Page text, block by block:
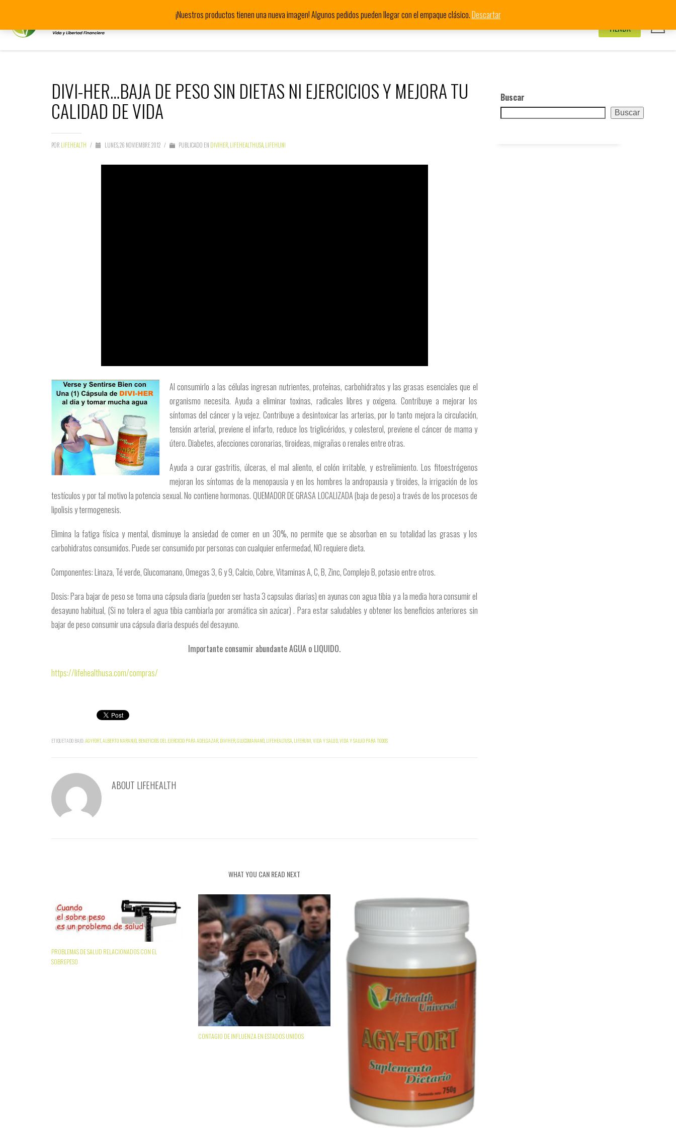
TIENDA
DIVI-HER…BAJA DE PESO SIN DIETAS NI EJERCICIOS Y MEJORA TU
CALIDAD DE VIDA
POR LIFEHEALTH / LUNES, 26 NOVIEMBRE 2012 / PUBLICADO EN DIVIHER LIFEHEALTHUSA LIFEHUNI
Al consumirlo a las células ingresan nutrientes, proteínas, carbohidratos y las grasas esenciales que el
organismo necesita. Ayuda a eliminar toxinas, radicales libres y oxigena. Contribuye a mejorar los
síntomas del cáncer y la vejez. Contribuye a desintoxicar las arterias, por lo tanto mejora la circulación,
tensión arterial, previene el infarto, reduce los triglicéridos, y colesterol, previene el cáncer de mama y
útero. Diabetes, afecciones coronarias, tiroideas, migrañas o renales entre otras.
Ayuda a curar gastritis, úlceras, el mal aliento, el colón irritable, y estreñimiento. Los fitoestrógenos
mejoran los síntomas de la menopausia y en los hombres la andropausia y tiroides, la irrigación de los
testículos y por tal motivo la potencia sexual. No contiene hormonas. QUEMADOR DE GRASA LOCALIZADA (baja de peso) a través de los procesos de
lipolisis y termogenesis.
Elimina la fatiga física y mental, disminuye la ansiedad de comer en un 30%, no permite que se absorban en su totalidad las grasas y los
carbohidratos consumidos. Puede ser consumido por personas con cualquier enfermedad, NO requiere dieta.
Componentes: Linaza, Té verde, Glucomanano, Omegas 3, 6 y 9, Calcio, Cobre, Vitaminas A, C, B, Zinc, Complejo B, potasio entre otros.
Dosis: Para bajar de peso se toma una cápsula diaria (pueden ser hasta 3 capsulas diarias) en ayunas con agua tibia y a la media hora consumir el
desayuno habitual, (Si no tolera el agua tibia cambiarla por aromática sin azúcar) . Para estar saludables y obtener los beneficios anteriores sin
bajar de peso consumir una cápsula diaria después del desayuno.
Importante consumir abundante AGUA o LIQUIDO.
https://lifehealthusa.com/compras/
ETIQUETADO BAJO:AGYFORT,ALBERTO NARANJO, BENEFICIOS DEL EJERCICIO PARA ADELGAZAR, DIVIHER,GLUCOMANANO, LIFEHEALTUSA, LIFEHUNI,VIDA Y SALUD,VIDA Y SALUD PARA TODOS
ABOUT LIFEHEALTH
WHAT YOU CAN READ NEXT
PROBLEMAS DE SALUD RELACIONADOS CON EL
SOBREPESO
CONTAGIO DE INFLUENZA EN ESTADOS UNIDOS
Buscar
Buscar
¡Nuestros productos tienen una nueva imagen! Algunos pedidos pueden llegar con el empaque clásico.Descartar